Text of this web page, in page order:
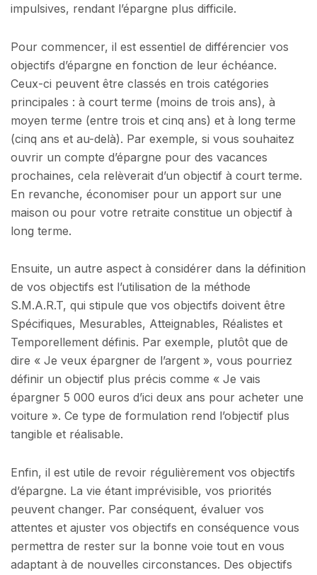
impulsives, rendant l’épargne plus difficile.
Pour commencer, il est essentiel de différencier vos
objectifs d’épargne en fonction de leur échéance.
Ceux-ci peuvent être classés en trois catégories
principales : à court terme (moins de trois ans), à
moyen terme (entre trois et cinq ans) et à long terme
(cinq ans et au-delà). Par exemple, si vous souhaitez
ouvrir un compte d’épargne pour des vacances
prochaines, cela relèverait d’un objectif à court terme.
En revanche, économiser pour un apport sur une
maison ou pour votre retraite constitue un objectif à
long terme.
Ensuite, un autre aspect à considérer dans la définition
de vos objectifs est l’utilisation de la méthode
S.M.A.R.T, qui stipule que vos objectifs doivent être
Spécifiques, Mesurables, Atteignables, Réalistes et
Temporellement définis. Par exemple, plutôt que de
dire « Je veux épargner de l’argent », vous pourriez
définir un objectif plus précis comme « Je vais
épargner 5 000 euros d’ici deux ans pour acheter une
voiture ». Ce type de formulation rend l’objectif plus
tangible et réalisable.
Enfin, il est utile de revoir régulièrement vos objectifs
d’épargne. La vie étant imprévisible, vos priorités
peuvent changer. Par conséquent, évaluer vos
attentes et ajuster vos objectifs en conséquence vous
permettra de rester sur la bonne voie tout en vous
adaptant à de nouvelles circonstances. Des objectifs